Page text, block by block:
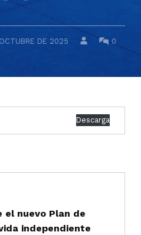
DE 2025
WRITTEN BY:
0
Descarga
el nuevo Plan de
independiente